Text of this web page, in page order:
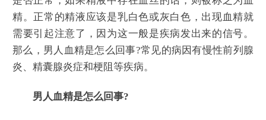
精。正常的精液应该是乳白色或灰白色，出现血精就
需要引起注意了，因为这一般是疾病发出来的信号。
那么，男人血精是怎么回事?常见的病因有慢性前列腺
炎、精囊腺炎症和梗阻等疾病。
男人血精是怎么回事?